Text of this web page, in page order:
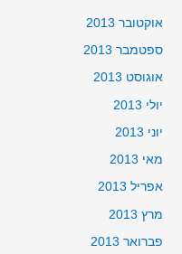
אוקטובר 2013
ספטמבר 2013
אוגוסט 2013
יולי 2013
יוני 2013
מאי 2013
אפריל 2013
מרץ 2013
פברואר 2013